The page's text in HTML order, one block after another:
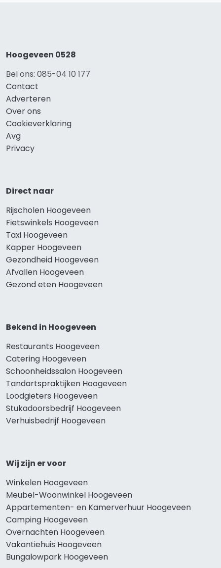
Hoogeveen 0528
Bel ons: 085-04 10 177
Contact
Adverteren
Over ons
Cookieverklaring
Avg
Privacy
Direct naar
Rijscholen Hoogeveen
Fietswinkels Hoogeveen
Taxi Hoogeveen
Kapper Hoogeveen
Gezondheid Hoogeveen
Afvallen Hoogeveen
Gezond eten Hoogeveen
Bekend in Hoogeveen
Restaurants Hoogeveen
Catering Hoogeveen
Schoonheidssalon Hoogeveen
Tandartspraktijken Hoogeveen
Loodgieters Hoogeveen
Stukadoorsbedrijf Hoogeveen
Verhuisbedrijf Hoogeveen
Wij zijn er voor
Winkelen Hoogeveen
Meubel-Woonwinkel Hoogeveen
Appartementen- en Kamerverhuur Hoogeveen
Camping Hoogeveen
Overnachten Hoogeveen
Vakantiehuis Hoogeveen
Bungalowpark Hoogeveen